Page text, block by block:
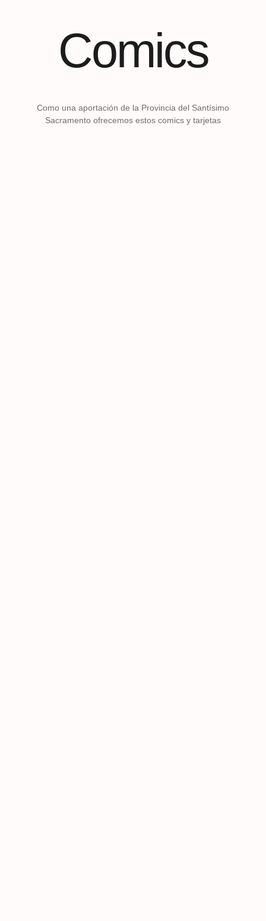
Comics
Como una aportación de la Provincia del Santísimo
Sacramento ofrecemos estos comics y tarjetas